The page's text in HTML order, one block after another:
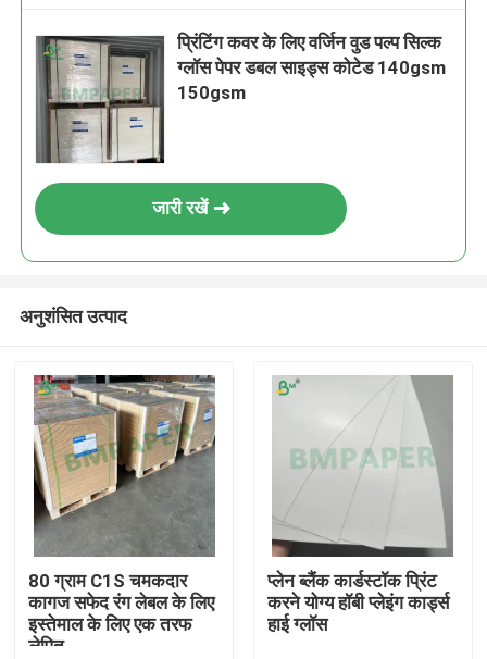
प्रिंटिंग कवर के लिए वर्जिन वुड पल्प सिल्क
ग्लॉस पेपर डबल साइड्स कोटेड 140gsm
150gsm
जारी रखें
अनुशंसित उत्पाद
80 ग्राम C1S चमकदार
कागज सफेद रंग लेबल के लिए
इस्तेमाल के लिए एक तरफ
लेपित
प्लेन ब्लैंक कार्डस्टॉक प्रिंट
करने योग्य हॉबी प्लेइंग कार्ड्स
हाई ग्लॉस